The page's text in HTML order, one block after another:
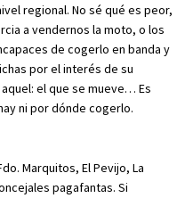
regional. No sé qué es peor,
a vendernos la moto, o los
de cogerlo en banda y
por el interés de su
el que se mueve… Es
ni por dónde cogerlo.
Marquitos, El Pevijo, La
pagafantas. Si